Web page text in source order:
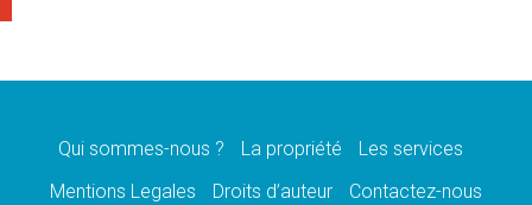
09.08.2026
09.08.2026
et à la protection des civils
Qui sommes-nous ? La propriété
Les services
Mentions Legales
Droits d’auteur Contactez-nous